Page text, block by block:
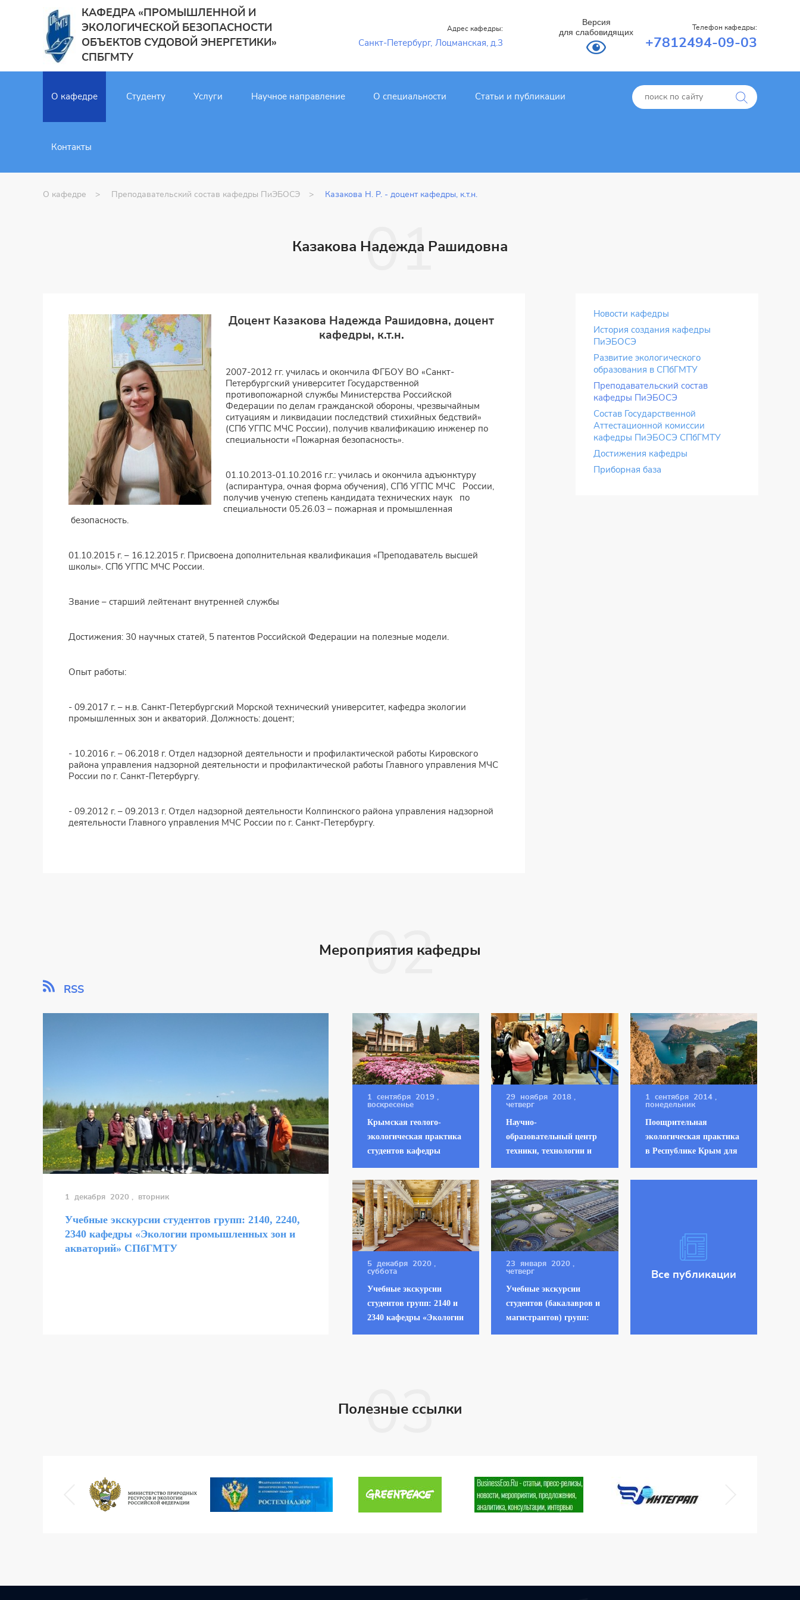
КАФЕДРА «ПРОМЫШЛЕННОЙ И
ЭКОЛОГИЧЕСКОЙ БЕЗОПАСНОСТИ
ОБЪЕКТОВ СУДОВОЙ ЭНЕРГЕТИКИ»
СПБГМТУ
Адрес кафедры:
Санкт-Петербург, Лоцманская, д.3
Версия
для слабовидящих
Телефон кафедры:
+7812494-09-03
О кафедре Студенту Услуги Научное направление О специальности Статьи и публикации
Контакты
О кафедре Преподавательский состав кафедры ПиЭБОСЭ Казакова Н. Р. - доцент кафедры, к.т.н.
Казакова Надежда Рашидовна
Новости кафедры
История создания кафедры
ПиЭБОСЭ
Развитие экологического
образования в СПбГМТУ
Преподавательский состав
кафедры ПиЭБОСЭ
Состав Государственной
Аттестационной комиссии
кафедры ПиЭБОСЭ СПбГМТУ
Достижения кафедры
Приборная база
Доцент Казакова Надежда Рашидовна, доцент
кафедры, к.т.н.
2007-2012 гг. училась и окончила ФГБОУ ВО «Санкт-
Петербургский университет Государственной
противопожарной службы Министерства Российской
Федерации по делам гражданской обороны, чрезвычайным
ситуациям и ликвидации последствий стихийных бедствий»
(СПб УГПС МЧС России), получив квалификацию инженер по
специальности «Пожарная безопасность».
01.10.2013-01.10.2016 г.г.: училась и окончила адъюнктуру
(аспирантура, очная форма обучения), СПб УГПС МЧС России,
получив ученую степень кандидата технических наук по
специальности 05.26.03 – пожарная и промышленная
безопасность.
01.10.2015 г. – 16.12.2015 г. Присвоена дополнительная квалификация «Преподаватель высшей
школы». СПб УГПС МЧС России.
Звание – старший лейтенант внутренней службы
Достижения: 30 научных статей, 5 патентов Российской Федерации на полезные модели.
Опыт работы:
- 09.2017 г. – н.в. Санкт-Петербургский Морской технический университет, кафедра экологии
промышленных зон и акваторий. Должность: доцент;
- 10.2016 г. – 06.2018 г. Отдел надзорной деятельности и профилактической работы Кировского
района управления надзорной деятельности и профилактической работы Главного управления МЧС
России по г. Санкт-Петербургу.
- 09.2012 г. – 09.2013 г. Отдел надзорной деятельности Колпинского района управления надзорной
деятельности Главного управления МЧС России по г. Санкт-Петербургу.
Мероприятия кафедры
RSS
1 декабря 2020 , вторник
Учебные экскурсии студентов групп: 2140, 2240,
2340 кафедры «Экологии промышленных зон и
акваторий» СПбГМТУ
1 сентября 2019 ,
воскресенье
Крымская геолого-
экологическая практика
студентов кафедры
промышленных зон и
акваторий» в 2019 г.
29 ноября 2018 ,
четверг
Научно-
образовательный центр
техники, технологии и
проектов защиты
окружающей среды
«СПбГМТУ» - «НПК
«МЕХАНОБР-
ТЕХНИКА»
1 сентября 2014,
понедельник
Поощрительная
экологическая практика
в Республике Крым для
«Экологии
5 декабря 2020 ,
суббота
Учебные экскурсии
студентов групп: 2140 и
2340 кафедры «Экологии
23 января 2020 ,
четверг
Учебные экскурсии
студентов (бакалавров и
магистрантов) групп:
Все публикации
Полезные ссылки